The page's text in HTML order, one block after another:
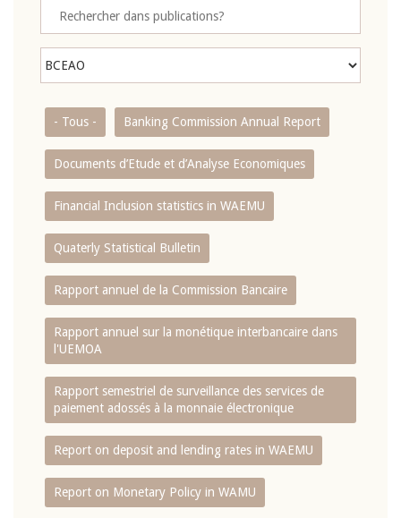
- Tous - Banking Commission Annual Report
Documents d’Etude et d’Analyse Economiques
Financial Inclusion statistics in WAEMU
Quaterly Statistical Bulletin
Rapport annuel de la Commission Bancaire
Rapport annuel sur la monétique interbancaire dans
l'UEMOA
Rapport semestriel de surveillance des services de
paiement adossés à la monnaie électronique
Report on deposit and lending rates in WAEMU
Report on Monetary Policy in WAMU